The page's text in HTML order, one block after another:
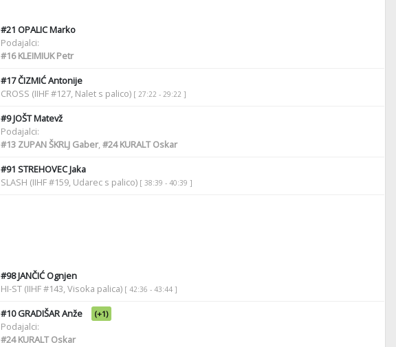
#21 OPALIC Marko
Podajalci:
#16KLEIMIUK Petr
#17ČIZMIĆ Antonije
CROSS (IIHF #127, Nalet s palico) [ 27:22 - 29:22 ]
#9JOŠT Matevž
Podajalci:
#13ZUPAN ŠKRLJ Gaber,#24KURALT Oskar
#91 STREHOVEC Jaka
SLASH (IIHF #159, Udarec s palico) [ 38:39 - 40:39 ]
#98JANČIĆ Ognjen
HI-ST (IIHF #143, Visoka palica) [ 42:36 - 43:44 ]
#10GRADIŠAR Anže (+1)
Podajalci:
#24KURALT Oskar